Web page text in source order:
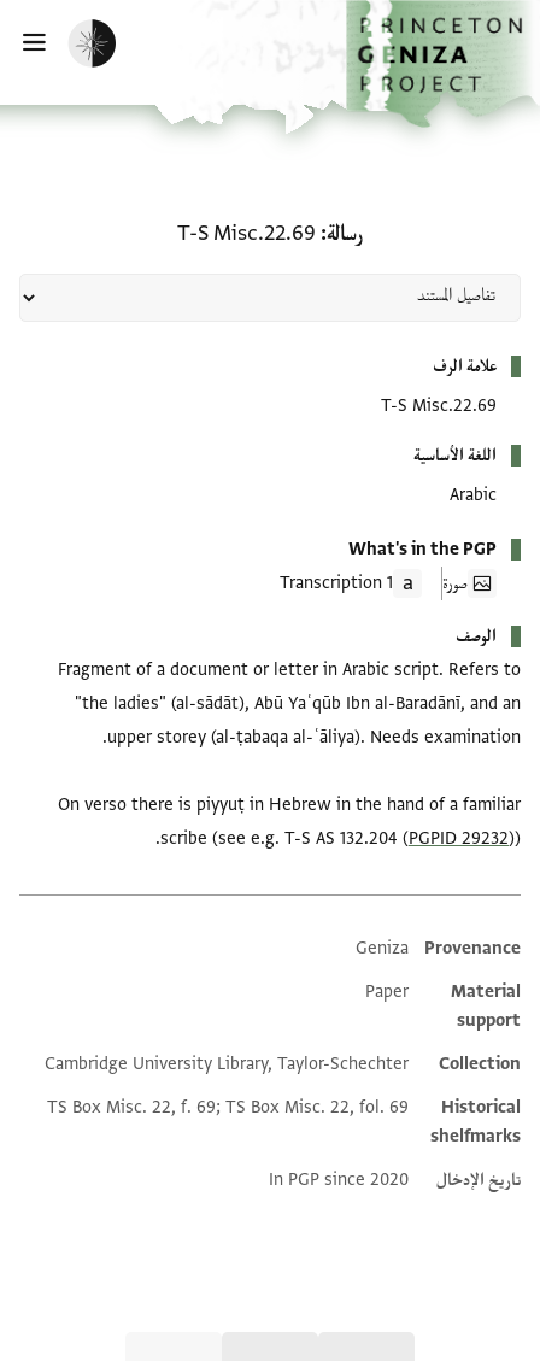
إلى المحتوى الرئيسي
الرئيسية
تفعيل الوضع المظلم
رسالة T-S Misc.22.69
علامة الرف
T-S Misc.22.69
اللغة الأساسية
Arabic
What's in the PGP
صورة
1 Transcription
الوصف
Fragment of a document or letter in Arabic script. Refers to
"the ladies" (al-sādāt), Abū Yaʿqūb Ibn al-Baradānī, and an
On verso there is piyyuṭ in Hebrew in the hand of a familiar
scribe (see e.g. T-S AS 132.204 (PGPID 29232)).
Additional metadata
Provenance
Geniza
Material
support
Paper
Collection
Cambridge University Library, Taylor-Schechter
Historical
shelfmarks
TS Box Misc. 22, f. 69; TS Box Misc. 22, fol. 69
تاريخ الإدخال In PGP since 2020